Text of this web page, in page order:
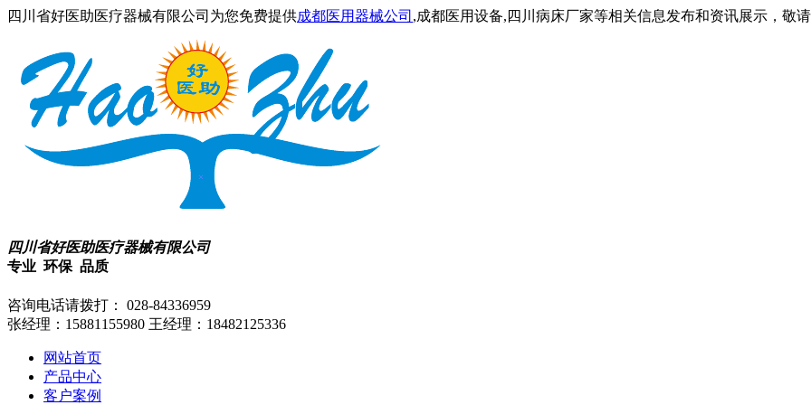
四川省好医助医疗器械有限公司为您免费提供成都医用器械公司 ,成都医用设备,四川病床厂家等相关信息发布和资讯展示，敬
四川省好医助医疗器械有限公司
专业 环保 品质
咨询电话请拨打： 028-84336959
张经理：15881155980 王经理：18482125336
网站首页
产品中心
客户案例